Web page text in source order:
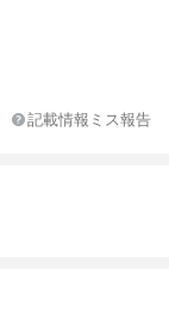
記載情報ミス報告